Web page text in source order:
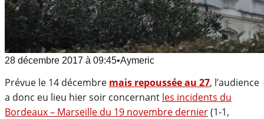
28 décembre 2017 à 09:45•Aymeric
Prévue le 14 décembre mais repoussée au 27, l’audience
a donc eu lieu hier soir concernant les incidents du
Bordeaux – Marseille du 19 novembre dernier(1-1,